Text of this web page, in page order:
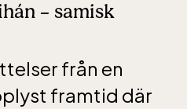
– samisk
från en
framtid där